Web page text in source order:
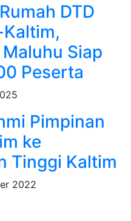
DTD
Siap
Peserta
Pimpinan
ke
Tinggi Kaltim
2022